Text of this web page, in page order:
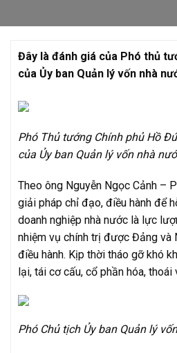
Đây là đánh giá của Phó thủ
của Ủy ban Quản lý vốn nhà
Phó Thủ tướng Chính phủ Hồ
của Ủy ban Quản lý vốn nhà
Theo ông Nguyễn Ngọc Cảnh –
giải pháp chỉ đạo, điều hành để
doanh nghiệp nhà nước là lực
nhiệm vụ chính trị được Đảng và
điều hành. Kịp thời tháo gỡ khó
lại, tái cơ cấu, cổ phần hóa, thoái
Phó Chủ tịch Ủy ban Quản lý